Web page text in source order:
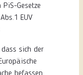
Gesetze
EUV
sich der
befassen